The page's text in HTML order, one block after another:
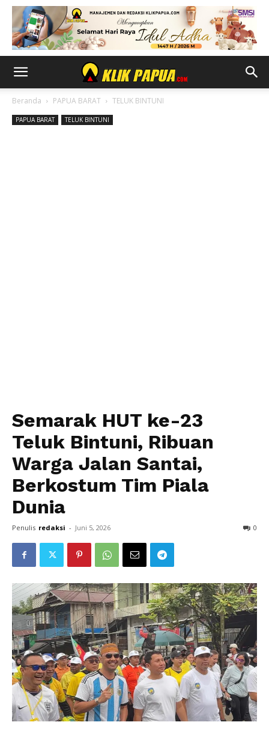
Beranda PAPUA BARAT TELUK BINTUNI
PAPUA BARAT TELUK BINTUNI
Semarak HUT ke-23
Teluk Bintuni, Ribuan
Warga Jalan Santai,
Berkostum Tim Piala
Dunia
Penulis redaksi - Juni 5, 2026 0